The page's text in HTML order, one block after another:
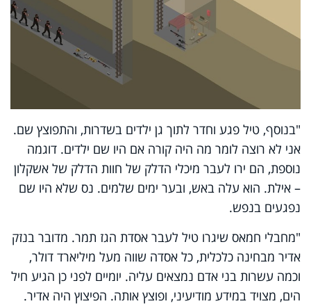
"בנוסף, טיל פגע וחדר לתוך גן ילדים בשדרות, והתפוצץ שם.
אני לא רוצה לומר מה היה קורה אם היו שם ילדים. דוגמה
נוספת, הם ירו לעבר מיכלי הדלק של חוות הדלק של אשקלון
– אילת. הוא עלה באש, ובער ימים שלמים. נס שלא היו שם
נפגעים בנפש.
"מחבלי חמאס שיגרו טיל לעבר אסדת הגז תמר. מדובר בנזק
אדיר מבחינה כלכלית, כל אסדה שווה מעל מיליארד דולר,
וכמה עשרות בני אדם נמצאים עליה. יומיים לפני כן הגיע חיל
הים, מצויד במידע מודיעיני, ופוצץ אותה. הפיצוץ היה אדיר.